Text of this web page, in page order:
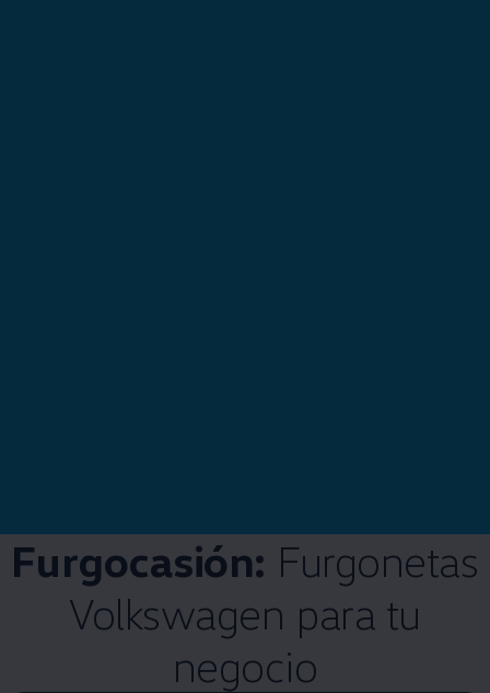
Furgocasión: Furgonetas
Volkswagen para tu
negocio